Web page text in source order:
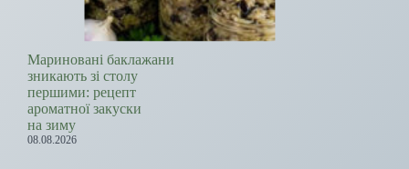
Мариновані баклажани
зникають зі столу
першими: рецепт
ароматної закуски
на зиму
08.08.2026